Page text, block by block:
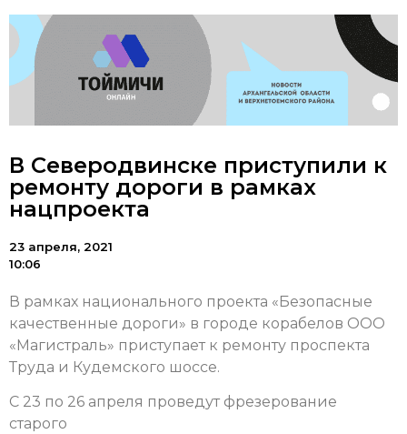
В Северодвинске приступили к
ремонту дороги в рамках
нацпроекта
23 апреля, 2021
10:06
В рамках национального проекта «Безопасные
качественные дороги» в городе корабелов ООО
«Магистраль» приступает к ремонту проспекта
Труда и Кудемского шоссе.
С 23 по 26 апреля проведут фрезерование
старого